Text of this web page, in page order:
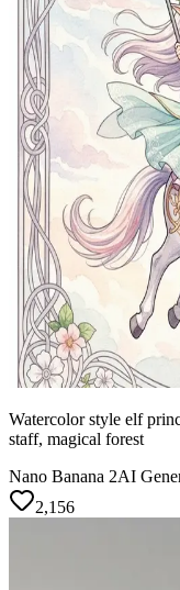
Watercolor style elf
staff, magical forest
Nano Banana 2AI
2,156